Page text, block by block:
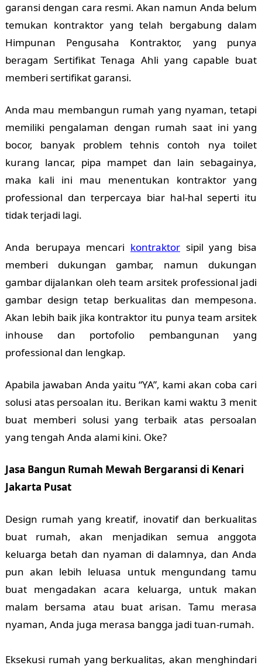
garansi dengan cara resmi. Akan namun Anda belum
temukan kontraktor yang telah bergabung dalam
Himpunan Pengusaha Kontraktor, yang punya
beragam Sertifikat Tenaga Ahli yang capable buat
memberi sertifikat garansi.
Anda mau membangun rumah yang nyaman, tetapi
memiliki pengalaman dengan rumah saat ini yang
bocor, banyak problem tehnis contoh nya toilet
kurang lancar, pipa mampet dan lain sebagainya,
maka kali ini mau menentukan kontraktor yang
professional dan terpercaya biar hal-hal seperti itu
tidak terjadi lagi.
Anda berupaya mencari kontraktor sipil yang bisa
memberi dukungan gambar, namun dukungan
gambar dijalankan oleh team arsitek professional jadi
gambar design tetap berkualitas dan mempesona.
Akan lebih baik jika kontraktor itu punya team arsitek
inhouse dan portofolio pembangunan yang
professional dan lengkap.
Apabila jawaban Anda yaitu “YA”, kami akan coba cari
solusi atas persoalan itu. Berikan kami waktu 3 menit
buat memberi solusi yang terbaik atas persoalan
yang tengah Anda alami kini. Oke?
Jasa Bangun Rumah Mewah Bergaransi di Kenari
Jakarta Pusat
Design rumah yang kreatif, inovatif dan berkualitas
buat rumah, akan menjadikan semua anggota
keluarga betah dan nyaman di dalamnya, dan Anda
pun akan lebih leluasa untuk mengundang tamu
buat mengadakan acara keluarga, untuk makan
malam bersama atau buat arisan. Tamu merasa
nyaman, Anda juga merasa bangga jadi tuan-rumah.
Eksekusi rumah yang berkualitas, akan menghindari